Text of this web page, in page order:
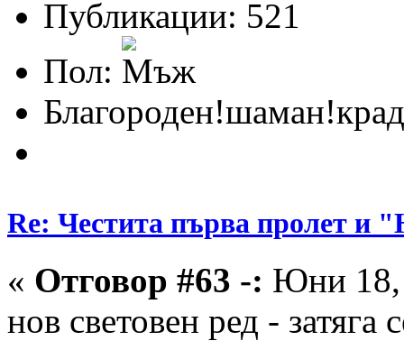
Публикации: 521
Пол:
Re: Честита първа
« Отговор #63 -: Юни 18,
нов световен ред - затяга